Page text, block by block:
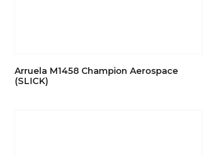
Arruela M1458 Champion Aerospace
(SLICK)